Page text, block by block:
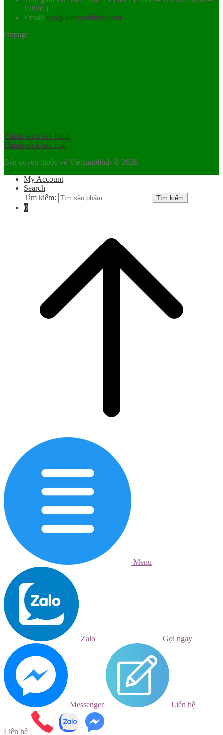
17h30 )
Email: vsb@vietsunblinds.com
fanpage
Chính sách bảo hành
Chính sách bảo mật
Bản quyền thuộc về Vietsunblinds © 2026.
My Account
Search
Tìm kiếm:
Tìm kiếm
0
Menu
Zalo Gọi ngay
Messenger Liên hệ
Liên hệ